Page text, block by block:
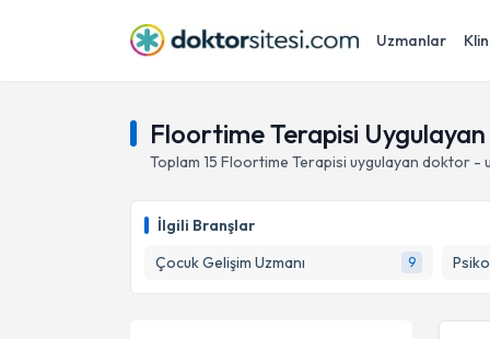
Uzmanlar
Floortime Terapisi
Toplam 15 Floortime Terapisi uygulayan doktor -
İlgili Branşlar
Çocuk Gelişim Uzmanı
9